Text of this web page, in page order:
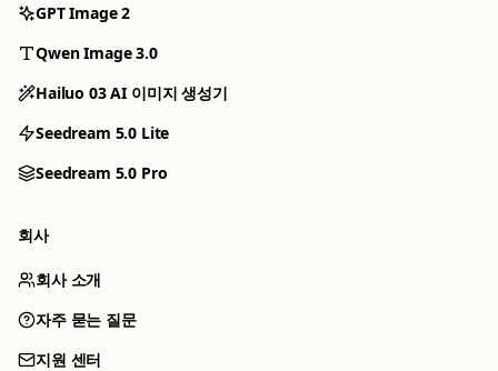
GPT Image 2
Qwen Image 3.0
Hailuo 03 AI 이미지 생성기
Seedream 5.0 Lite
Seedream 5.0 Pro
회사
회사 소개
자주 묻는 질문
지원 센터